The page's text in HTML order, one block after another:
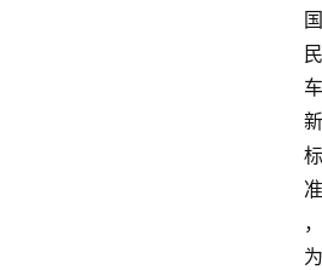
国
民
车
新
标
准
，
为